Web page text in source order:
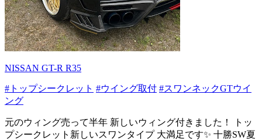
NISSAN GT-R R35
#トップシークレット #ウイング取付 #スワンネックGTウイ
ング
元のウィング売って半年 新しいウィング付きました！ トッ
プシークレット新しいスワンタイプ 大満足です✨️ 十勝SW夏